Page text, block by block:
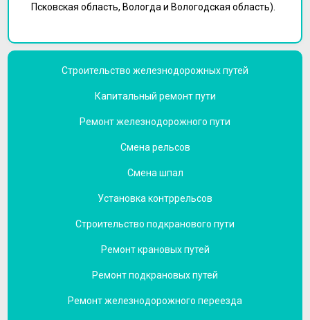
Строительство железнодорожных путей
Капитальный ремонт пути
Ремонт железнодорожного пути
Смена рельсов
Смена шпал
Установка контррельсов
Строительство подкранового пути
Ремонт крановых путей
Ремонт подкрановых путей
Ремонт железнодорожного переезда
Псковская область, Вологда и Вологодская область).